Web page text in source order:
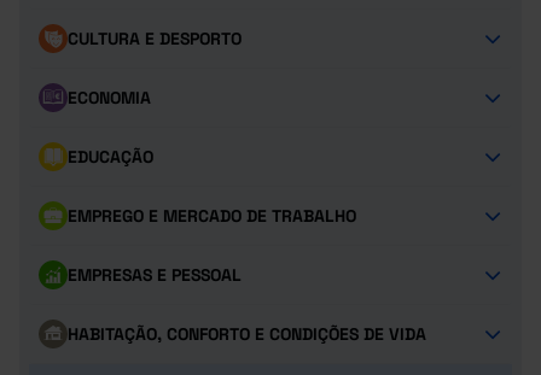
CULTURA E DESPORTO
ECONOMIA
EDUCAÇÃO
EMPREGO E MERCADO DE TRABALHO
EMPRESAS E PESSOAL
HABITAÇÃO, CONFORTO E CONDIÇÕES DE VIDA